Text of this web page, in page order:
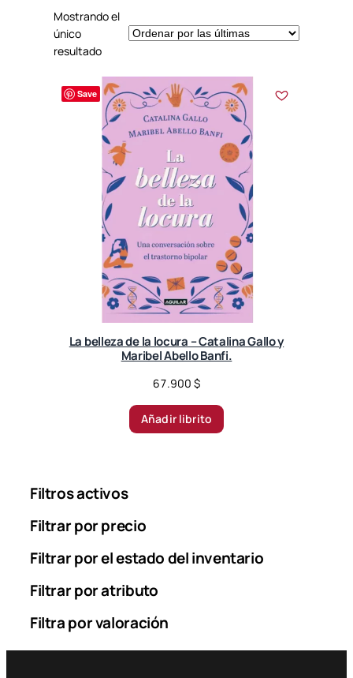
Mostrando el
único
resultado
Save
La belleza de la locura – Catalina Gallo y
Maribel Abello Banfi.
67.900 $
Añadir librito
Filtros activos
Filtrar por precio
Filtrar por el estado del inventario
Filtrar por atributo
Filtra por valoración